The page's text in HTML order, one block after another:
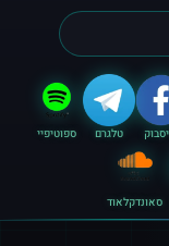
טלגרם ספוטיפיי
סאונדקלאוד